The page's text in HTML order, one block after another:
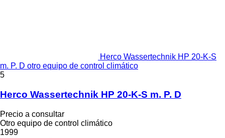
Herco Wassertechnik HP 20-K-S
m. P. D otro equipo de control climático
5
Herco Wassertechnik HP 20-K-S m. P. D
Precio a consultar
Otro equipo de control climático
1999